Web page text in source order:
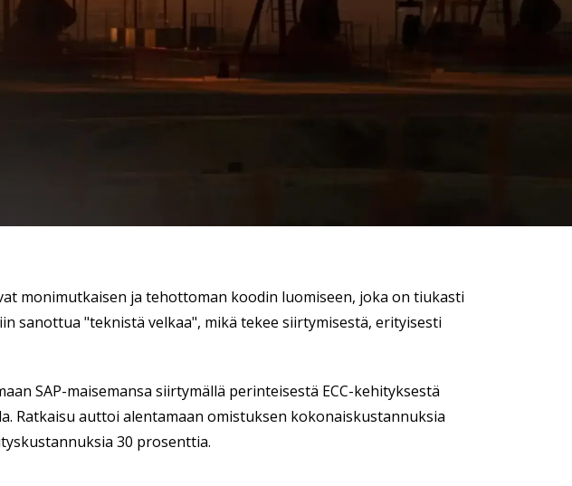
monimutkaisen ja tehottoman koodin luomiseen, joka on tiukasti
sanottua "teknistä velkaa", mikä tekee siirtymisestä, erityisesti
SAP-maisemansa siirtymällä perinteisestä ECC-kehityksestä
Ratkaisu auttoi alentamaan omistuksen kokonaiskustannuksia
30 prosenttia.